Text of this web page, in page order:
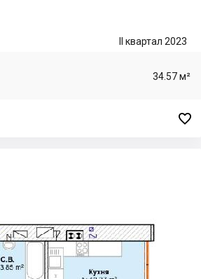
II квартал 2023
34.57 м²
